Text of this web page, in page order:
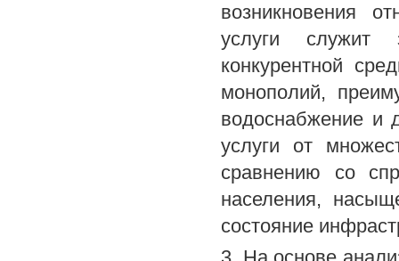
возникновения
услуги служит
конкурентной
монополий,
водоснабжение и
услуги от
сравнению со
населения,
состояние